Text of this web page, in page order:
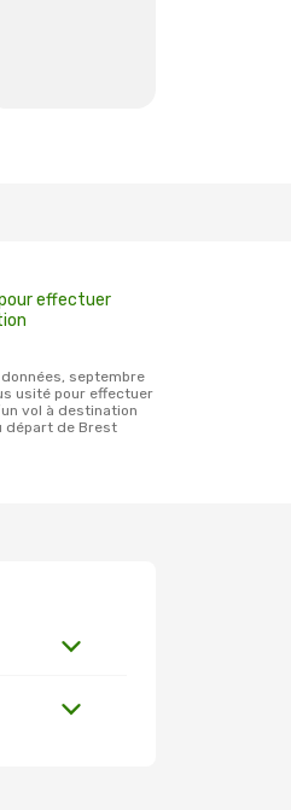
effectuer
usité pour effectuer
vol à destination
départ de Brest